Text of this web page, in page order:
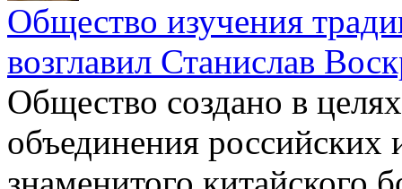
Общество изучения
возглавил Станислав
Общество создано в
объединения российских